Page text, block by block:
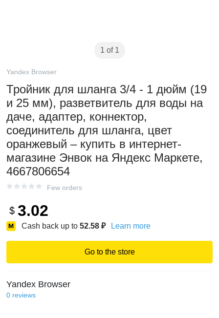
1 of 1
Yandex Browser
Тройник для шланга 3/4 - 1 дюйм (19
и 25 мм), разветвитель для воды на
даче, адаптер, коннектор,
соединитель для шланга, цвет
оранжевый – купить в интернет-
магазине Энвок на Яндекс Маркете,
4667806654
Few orders
$ 3.02
Cash back up to 52.58 ₽ Learn more
Go to the store
Yandex Browser
0 reviews